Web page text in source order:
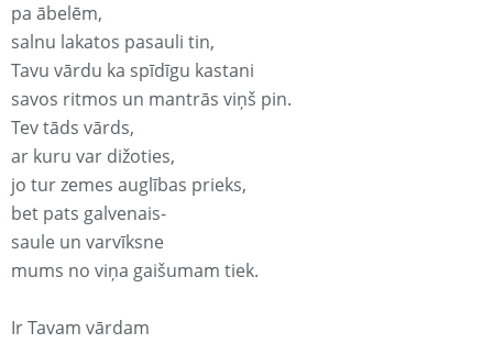
pa ābelēm,
salnu lakatos pasauli tin,
Tavu vārdu ka spīdīgu kastani
savos ritmos un mantrās viņš pin.
Tev tāds vārds,
ar kuru var dižoties,
jo tur zemes auglības prieks,
bet pats galvenais-
saule un varvīksne
mums no viņa gaišumam tiek.
Ir Tavam vārdam